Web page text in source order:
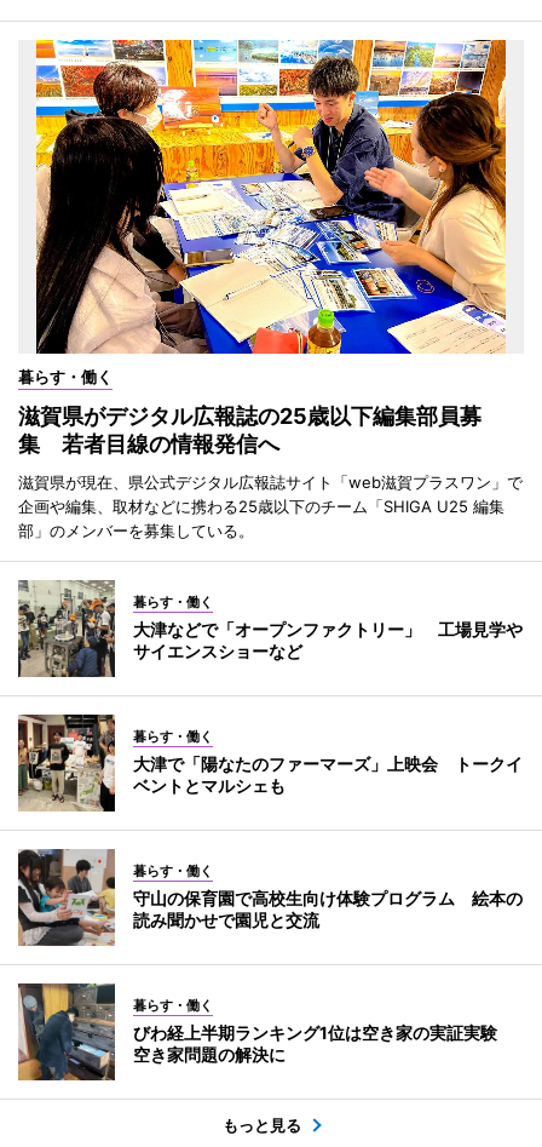
暮らす・働く
滋賀県がデジタル広報誌の25歳以下編集部員募
集 若者目線の情報発信へ
滋賀県が現在、県公式デジタル広報誌サイト「web滋賀プラスワン」で
企画や編集、取材などに携わる25歳以下のチーム「SHIGA U25 編集
部」のメンバーを募集している。
暮らす・働く
大津などで「オープンファクトリー」 工場見学や
サイエンスショーなど
暮らす・働く
大津で「陽なたのファーマーズ」上映会 トークイ
ベントとマルシェも
暮らす・働く
守山の保育園で高校生向け体験プログラム 絵本の
読み聞かせで園児と交流
暮らす・働く
びわ経上半期ランキング1位は空き家の実証実験
空き家問題の解決に
もっと見る